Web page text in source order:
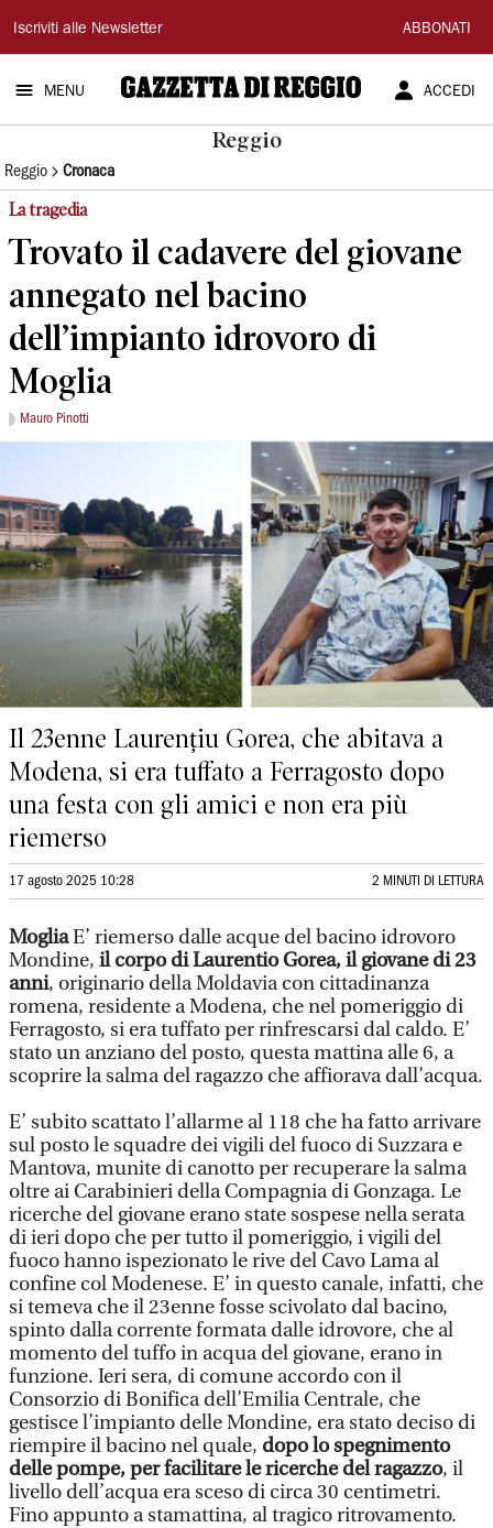
Gazzetta
di
Reggio
Iscriviti alle Newsletter ABBONATI
MENU ACCEDI
Reggio
Reggio Cronaca
La tragedia
Trovato il cadavere del giovane
annegato nel bacino
dell’impianto idrovoro di
Moglia
Mauro Pinotti
Il 23enne Laurențiu Gorea, che abitava a
Modena, si era tuffato a Ferragosto dopo
una festa con gli amici e non era più
riemerso
17 agosto 2025 10:28 2 MINUTI DI LETTURA
MogliaE’ riemerso dalle acque del bacino idrovoro
Mondine, il corpo di Laurentio Gorea, il giovane di 23
anni, originario della Moldavia con cittadinanza
romena, residente a Modena, che nel pomeriggio di
Ferragosto, si era tuffato per rinfrescarsi dal caldo. E’
stato un anziano del posto, questa mattina alle 6, a
scoprire la salma del ragazzo che affiorava dall’acqua.
E’ subito scattato l’allarme al 118 che ha fatto arrivare
sul posto le squadre dei vigili del fuoco di Suzzara e
Mantova, munite di canotto per recuperare la salma
oltre ai Carabinieri della Compagnia di Gonzaga. Le
ricerche del giovane erano state sospese nella serata
di ieri dopo che per tutto il pomeriggio, i vigili del
fuoco hanno ispezionato le rive del Cavo Lama al
confine col Modenese. E’ in questo canale, infatti, che
si temeva che il 23enne fosse scivolato dal bacino,
spinto dalla corrente formata dalle idrovore, che al
momento del tuffo in acqua del giovane, erano in
funzione. Ieri sera, di comune accordo con il
Consorzio di Bonifica dell’Emilia Centrale, che
gestisce l’impianto delle Mondine, era stato deciso di
riempire il bacino nel quale, dopo lo spegnimento
delle pompe, per facilitare le ricerche del ragazzo, il
livello dell’acqua era sceso di circa 30 centimetri.
Fino appunto a stamattina, al tragico ritrovamento.